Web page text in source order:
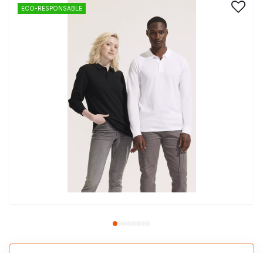
ECO-RESPONSABLE